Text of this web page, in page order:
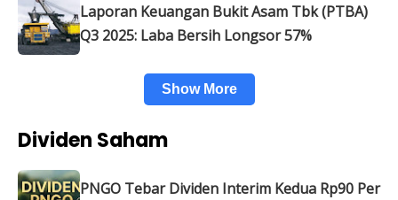
Laporan Keuangan Bukit Asam Tbk (PTBA)
Q3 2025: Laba Bersih Longsor 57%
Show More
Dividen Saham
PNGO Tebar Dividen Interim Kedua Rp90 Per